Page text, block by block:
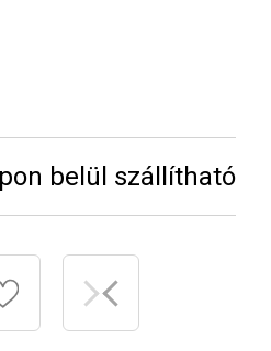
belül szállítható